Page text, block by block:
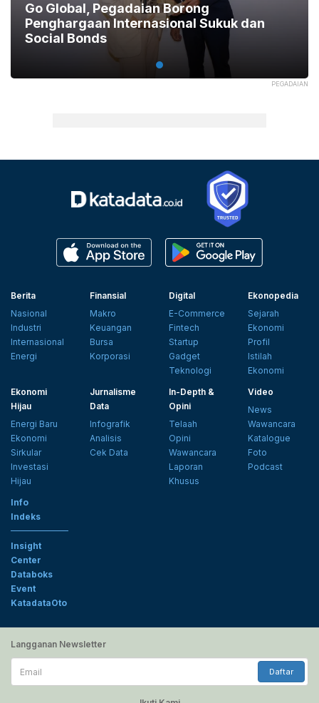
PEGADAIAN
Go Global, Pegadaian Borong
Penghargaan Internasional Sukuk dan
Social Bonds
Berita
Nasional
Industri
Internasional
Energi
Finansial
Makro
Keuangan
Bursa
Korporasi
Digital
E-Commerce
Fintech
Startup
Gadget
Teknologi
Ekonopedia
Sejarah
Ekonomi
Profil
Istilah
Ekonomi
Ekonomi
Hijau
Energi Baru
Ekonomi
Sirkular
Investasi
Hijau
Jurnalisme
Data
Infografik
Analisis
Cek Data
In-Depth &
Opini
Telaah
Opini
Wawancara
Laporan
Khusus
Video
News
Wawancara
Katalogue
Foto
Podcast
Info
Indeks
Insight
Center
Databoks
Event
KatadataOto
Langganan Newsletter
Email
Daftar